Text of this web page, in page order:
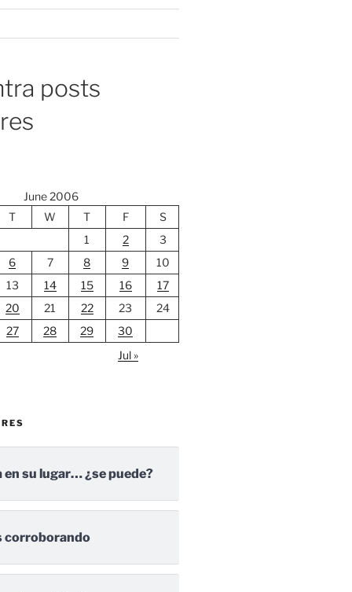
posts
June 2006
T
W T F
S
1
2
3
6
7 8 9
10
13
14 15 16
17
20
21 22 23
24
27
28 29
30
Jul »
en su lugar… ¿se puede?
corroborando